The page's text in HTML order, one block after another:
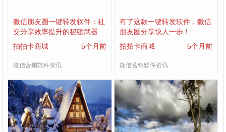
微信朋友圈一键转发软件：社
交分享效率提升的秘密武器
拍拍卡商城
5个月前
微信营销软件资讯
有了这款一键转发软件，微信
朋友圈分享快人一步！
拍拍卡商城
5个月前
微信营销软件资讯